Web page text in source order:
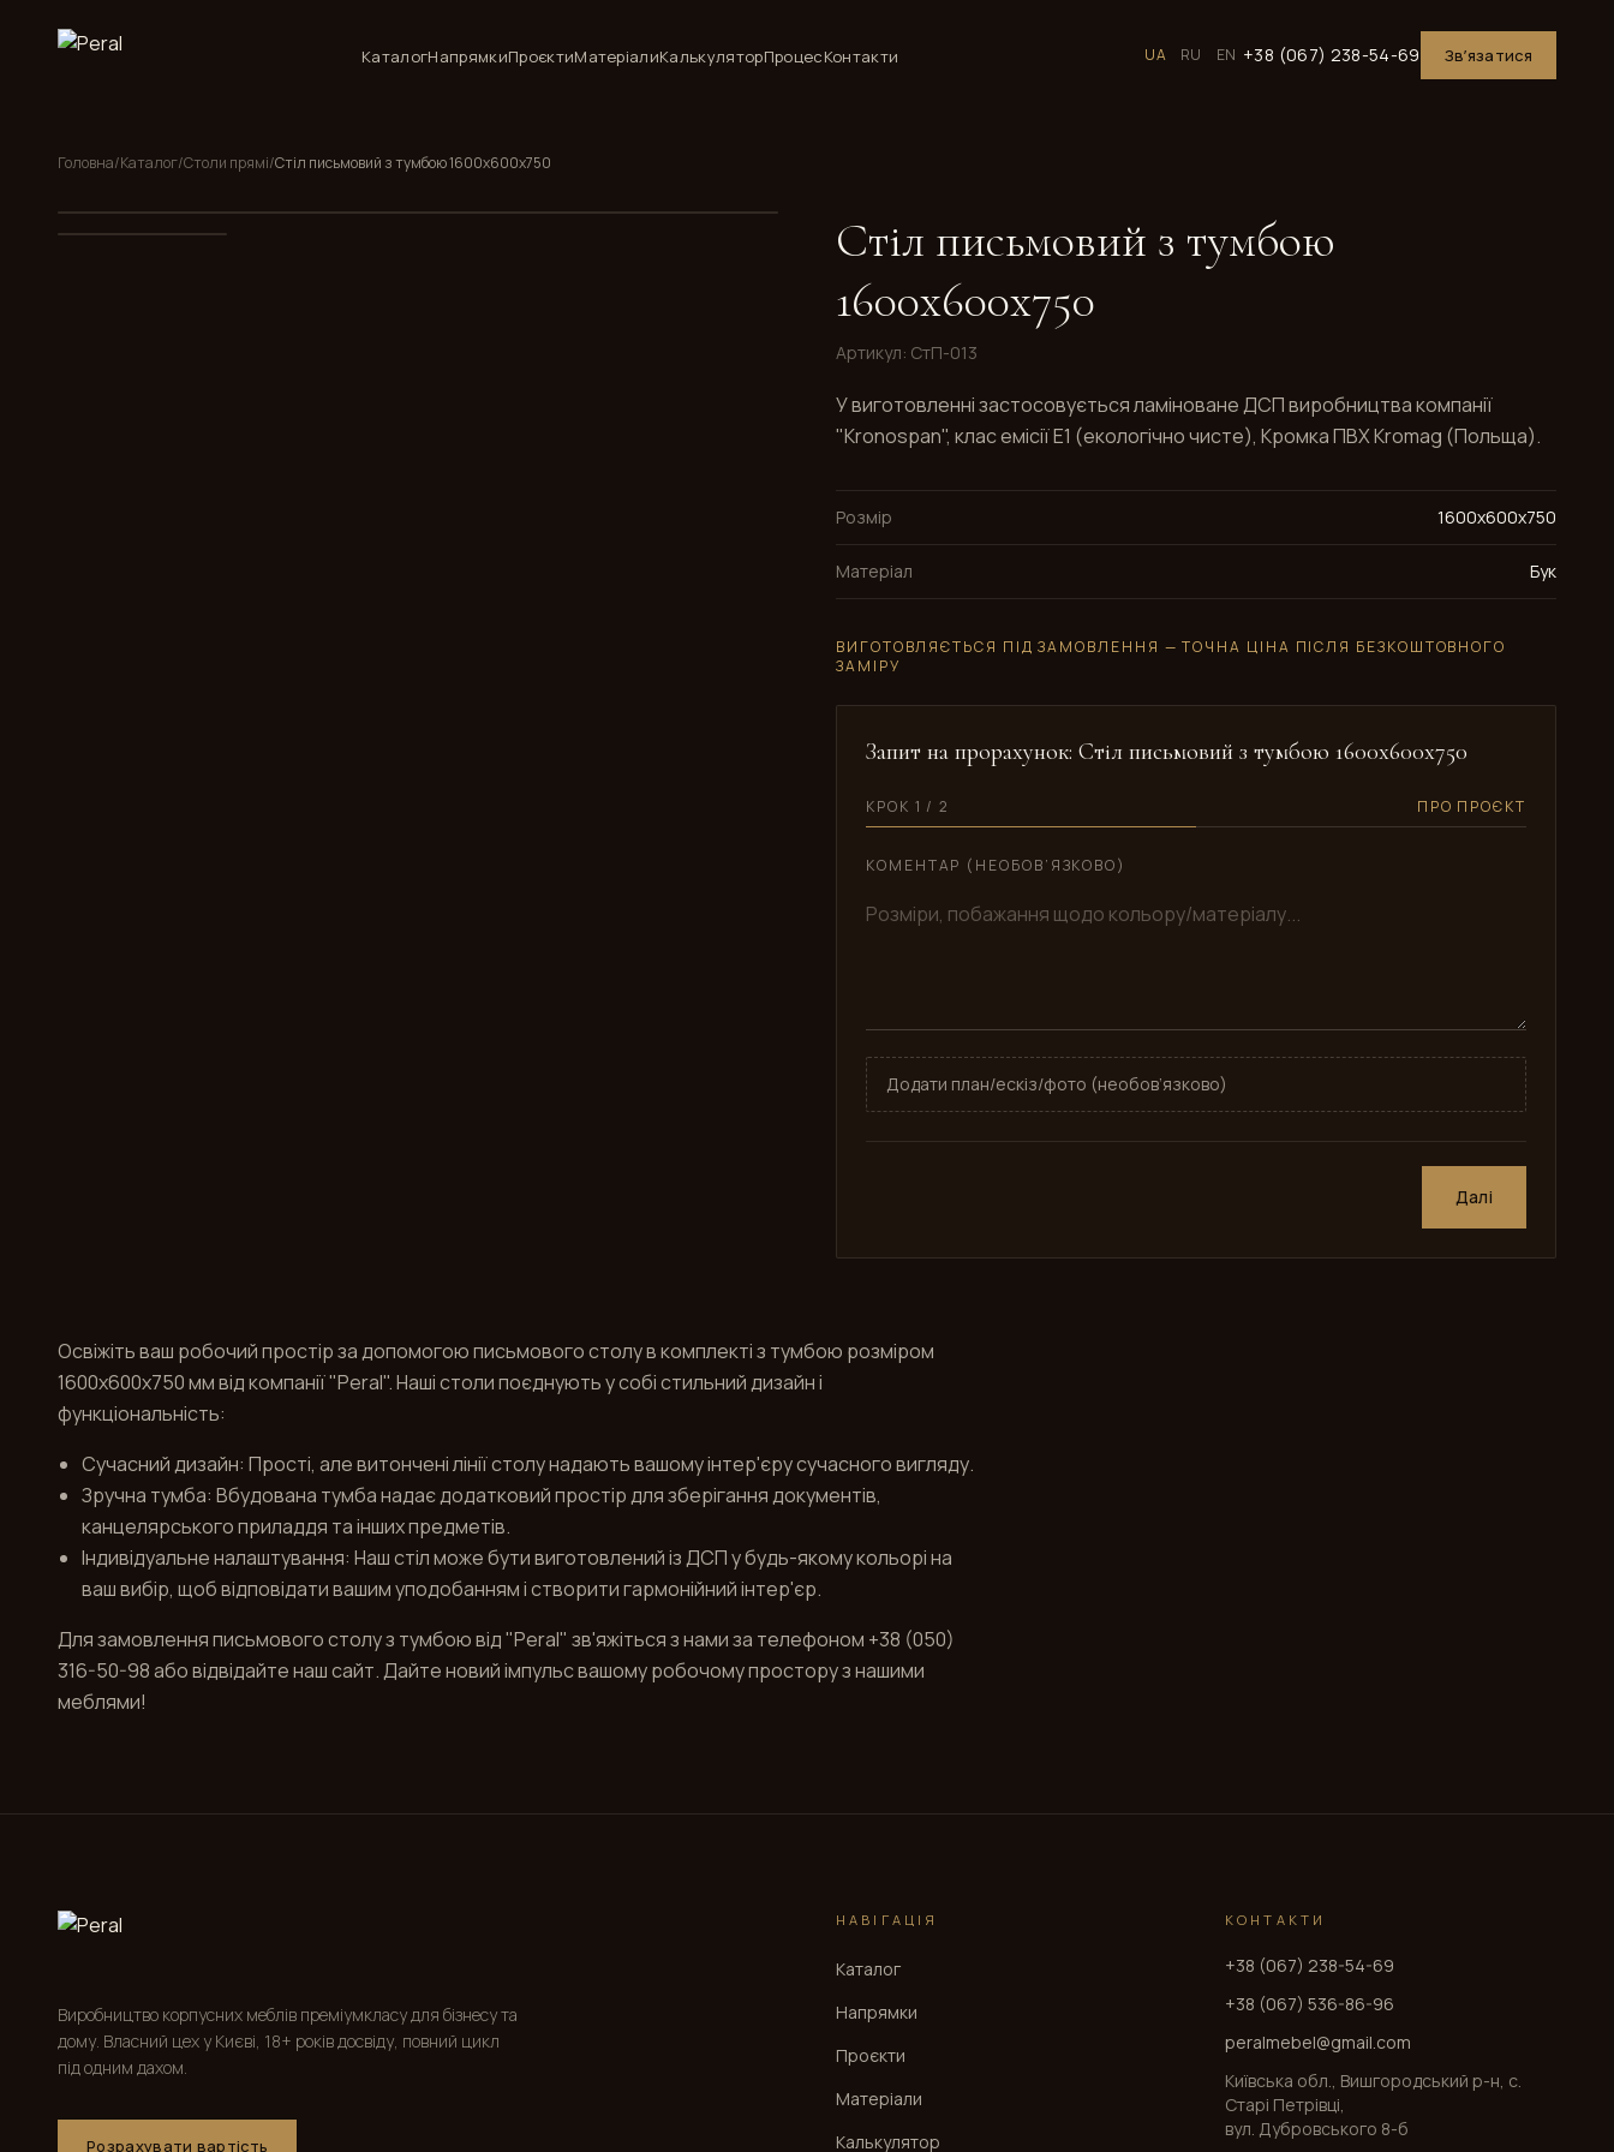
КаталогНапрямкиПроєктиМатеріалиКалькуляторПроцесКонтакти UA RU EN +38 (067) 238-54-69 Звʼязатися
Головна/Каталог/Столи прямі/Стіл письмовий з тумбою 1600x600x750
Стіл письмовий з тумбою
1600x600x750
Артикул: СтП-013
У виготовленні застосовується ламіноване ДСП виробництва компанії
"Kronospan", клас емісії E1 (екологічно чисте), Кромка ПВХ Kromag (Польща).
Розмір 1600x600x750
Матеріал Бук
ВИГОТОВЛЯЄТЬСЯ ПІД ЗАМОВЛЕННЯ — ТОЧНА ЦІНА ПІСЛЯ БЕЗКОШТОВНОГО
ЗАМІРУ
Запит на прорахунок: Стіл письмовий з тумбою 1600x600x750
КРОК 1 / 2 ПРО ПРОЄКТ
КОМЕНТАР (НЕОБОВ’ЯЗКОВО)
Додати план/ескіз/фото (необов’язково)
Далі
Освіжіть ваш робочий простір за допомогою письмового столу в комплекті з тумбою розміром
1600x600x750 мм від компанії "Peral". Наші столи поєднують у собі стильний дизайн і
функціональність:
Сучасний дизайн: Прості, але витончені лінії столу надають вашому інтер'єру сучасного вигляду.
Зручна тумба: Вбудована тумба надає додатковий простір для зберігання документів,
канцелярського приладдя та інших предметів.
Індивідуальне налаштування: Наш стіл може бути виготовлений із ДСП у будь-якому кольорі на
ваш вибір, щоб відповідати вашим уподобанням і створити гармонійний інтер'єр.
Для замовлення письмового столу з тумбою від "Peral" зв'яжіться з нами за телефоном +38 (050)
316-50-98 або відвідайте наш сайт. Дайте новий імпульс вашому робочому простору з нашими
меблями!
Виробництво корпусних меблів преміумкласу для бізнесу та
дому. Власний цех у Києві, 18+ років досвіду, повний цикл
під одним дахом.
Розрахувати вартість
НАВІГАЦІЯ
Каталог
Напрямки
Проєкти
Матеріали
Калькулятор
КОНТАКТИ
+38 (067) 238-54-69
+38 (067) 536-86-96
peralmebel@gmail.com
Київська обл., Вишгородський р-н, с.
Старі Петрівці,
вул. Дубровського 8-б